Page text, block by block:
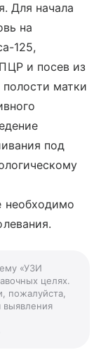
Для начала
на
125,
и посев из
матки
под
необходимо
«УЗИ
целях.
пожалуйста,
выявления